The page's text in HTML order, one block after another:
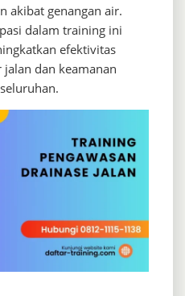
akibat genangan air.
dalam training ini
efektivitas
dan keamanan